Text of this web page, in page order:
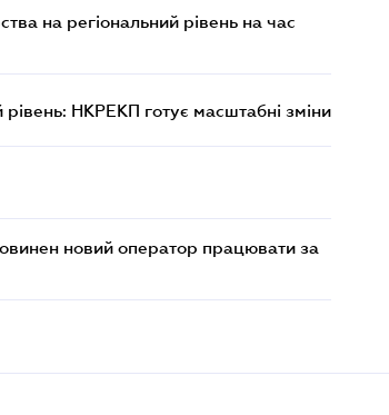
на регіональний рівень на час
НКРЕКП готує масштабні зміни
новий оператор працювати за